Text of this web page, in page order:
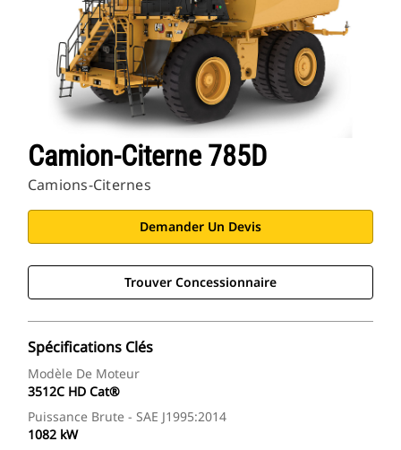
Camion-Citerne 785D
Camions-Citernes
Demander Un Devis
Trouver Concessionnaire
Spécifications Clés
Modèle De Moteur
3512C HD Cat®
Puissance Brute - SAE J1995:2014
1082 kW